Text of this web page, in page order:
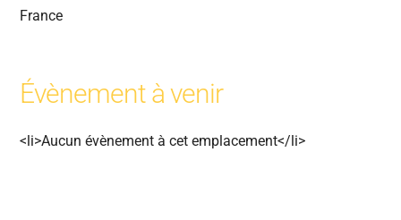
France
Évènement à venir
<li>Aucun évènement à cet emplacement</li>